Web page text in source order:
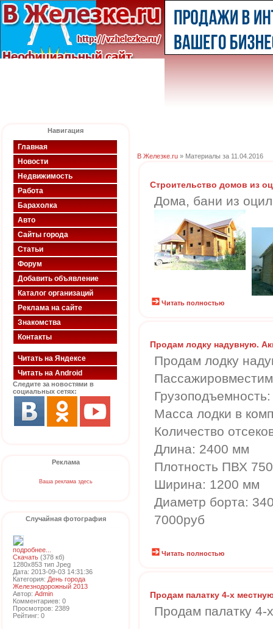
Навигация
Главная
Новости
Недвижимость
Работа
Барахолка
Авто
Сайты города
Статьи
Форум
Добавить объявление
Каталог организаций
Реклама на сайте
Знакомства
Контакты
Читать на Яндексе
Читать на Android
Следите за новостями в
социальных сетях:
Реклама
Ваша реклама здесь
Случайная фотография
подробнее...
Скачать (378 кб)
1280x853 тип Jpeg
Дата: 2013-09-03 14:31:36
Категория: День города
Железнодорожный 2013
Автор: Admin
Комментариев: 0
Просмотров: 2389
Рейтинг: 0
В Железке.ru » Материалы за 11.04.2016
Строительство домов из
Дома, бани из
Читать полностью
Продам лодку надувную.
Продам лодку
Грузоподъемность:
Масса лодки в
Количество
Длина: 2400 мм
Плотность ПВХ
Ширина: 1200 мм
Диаметр борта:
7000руб
Читать полностью
Продам палатку 4-х
Продам палатку 4-